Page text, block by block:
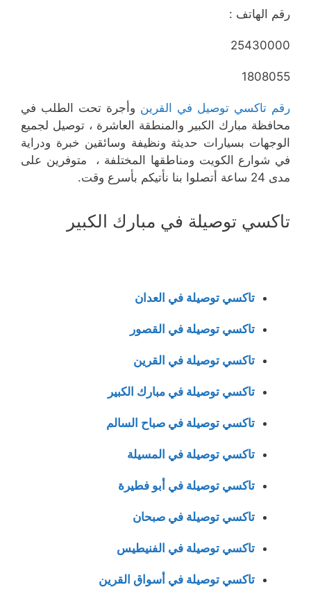
رقم الهاتف :
25430000
1808055
رقم تاكسي توصيل في القرين وأجرة تحت الطلب في
محافظة مبارك الكبير والمنطقة العاشرة ، توصيل لجميع
الوجهات بسيارات حديثة ونظيفة وسائقين خبرة ودراية
في شوارع الكويت ومناطقها المختلفة ، متوفرين على
مدى 24 ساعة أتصلوا بنا نأتيكم بأسرع وقت.
تاكسي توصيلة في مبارك الكبير
تاكسي توصيلة في العدان
تاكسي توصيلة في القصور
تاكسي توصيلة في القرين
تاكسي توصيلة في مبارك الكبير
تاكسي توصيلة في صباح السالم
تاكسي توصيلة في المسيلة
تاكسي توصيلة في أبو فطيرة
تاكسي توصيلة في صبحان
تاكسي توصيلة في الفنيطيس
تاكسي توصيلة في أسواق القرين